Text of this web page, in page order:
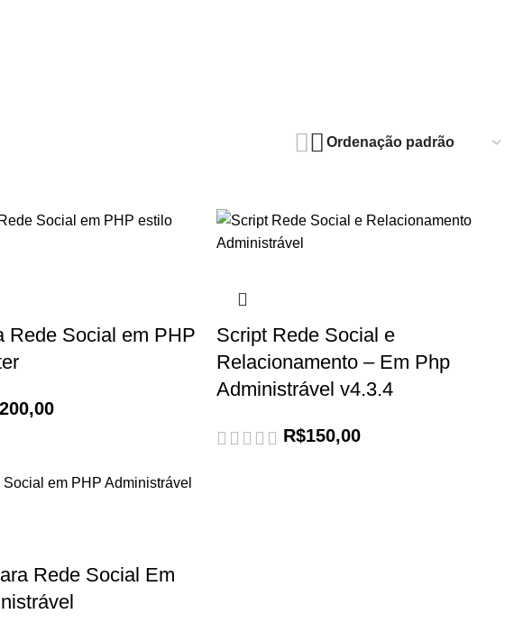
Rede Social em PHP
Script Rede Social e
Relacionamento – Em Php
Administrável v4.3.4
R$150,00
Rede Social Em